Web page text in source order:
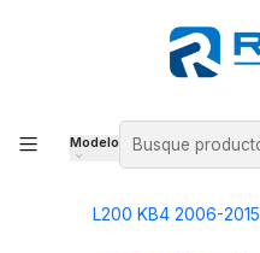
Modelo
L200 KB4 2006-2015